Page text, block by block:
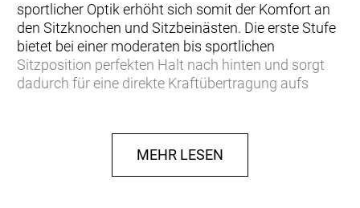
sportlicher Optik erhöht sich somit der Komfort an
den Sitzknochen und Sitzbeinästen. Die erste Stufe
bietet bei einer moderaten bis sportlichen
Sitzposition perfekten Halt nach hinten und sorgt
dadurch für eine direkte Kraftübertragung aufs
kommenden Sitzbeinäste optimal auf und sorgt
dadurch für eine bestmögliche Druckverteilung.
Dabei sorgt die tieferliegende Sattelnase für eine
MEHR LESEN